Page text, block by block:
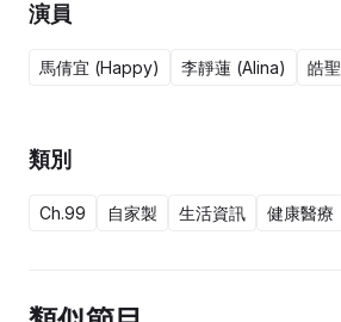
演員
馬倩宜 (Happy) 李靜蓮 (Alina) 皓聖
類別
Ch.99 自家製 生活資訊 健康醫療